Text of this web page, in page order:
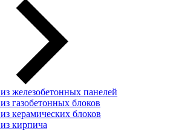
железобетонных панелей
газобетонных блоков
керамических блоков
кирпича